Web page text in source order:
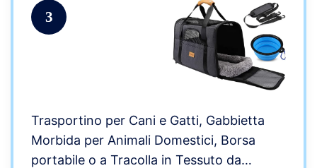
3
Trasportino per Cani e Gatti, Gabbietta
Morbida per Animali Domestici, Borsa
portabile o a Tracolla in Tessuto da